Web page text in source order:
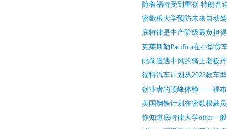
随着福特受到重创 特朗普
密歇根大学预防未来自动
底特律是中产阶级最负担
克莱斯勒Pacifica在小型货
此前遭遇中风的骑士老板
福特汽车计划从2023款车
创业者的顶峰体验——福布
美国钢铁计划在密歇根裁
你知道底特律大学offer一